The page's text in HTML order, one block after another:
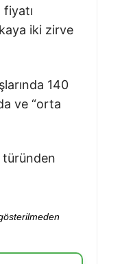
iki zirve
140
ve “orta
türünden